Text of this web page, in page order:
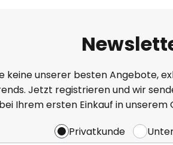
keine unserer besten Angebote,
Jetzt registrieren und wir
Ihrem ersten Einkauf in
Privatkunde